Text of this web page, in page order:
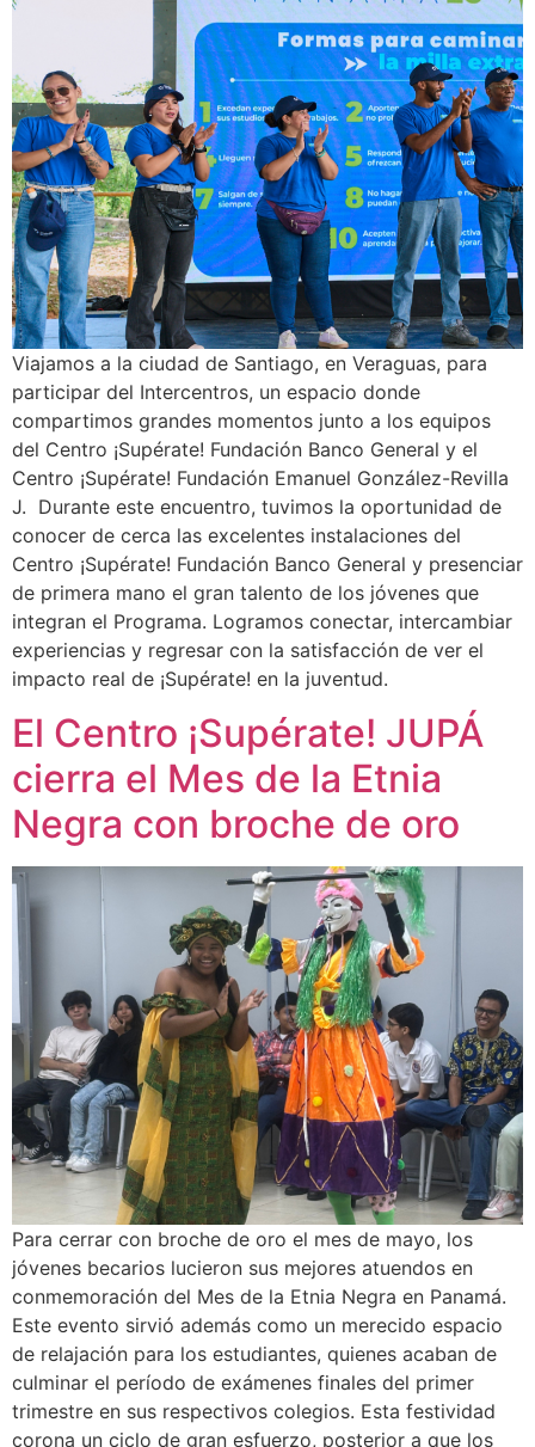
Viajamos a la ciudad de Santiago, en Veraguas, para
participar del Intercentros, un espacio donde
compartimos grandes momentos junto a los equipos
del Centro ¡Supérate! Fundación Banco General y el
Centro ¡Supérate! Fundación Emanuel González-Revilla
J. Durante este encuentro, tuvimos la oportunidad de
conocer de cerca las excelentes instalaciones del
Centro ¡Supérate! Fundación Banco General y presenciar
de primera mano el gran talento de los jóvenes que
integran el Programa. Logramos conectar, intercambiar
experiencias y regresar con la satisfacción de ver el
impacto real de ¡Supérate! en la juventud.
El Centro ¡Supérate! JUPÁ
cierra el Mes de la Etnia
Negra con broche de oro
Para cerrar con broche de oro el mes de mayo, los
jóvenes becarios lucieron sus mejores atuendos en
conmemoración del Mes de la Etnia Negra en Panamá.
Este evento sirvió además como un merecido espacio
de relajación para los estudiantes, quienes acaban de
culminar el período de exámenes finales del primer
trimestre en sus respectivos colegios. Esta festividad
corona un ciclo de gran esfuerzo, posterior a que los